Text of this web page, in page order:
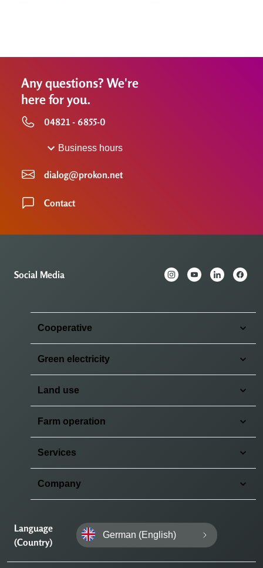
Any questions? We're
here for you.
04821 - 6855-0
Business hours
dialog@prokon.net
Contact
Social Media
Cooperative
Green electricity
Land use
Farm operation
Services
Company
Language
(Country)
German (English)